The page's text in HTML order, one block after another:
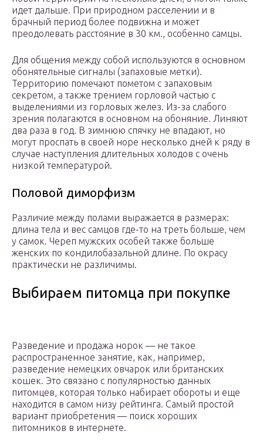
идет дальше. При природном расселении и в
брачный период более подвижна и может
преодолевать расстояние в 30 км., особенно самцы.
Для общения между собой используются в основном
обонятельные сигналы (запаховые метки).
Территорию помечают пометом с запаховым
секретом, а также трением горловой частью с
выделениями из горловых желез. Из-за слабого
зрения полагаются в основном на обоняние. Линяют
два раза в год. В зимнюю спячку не впадают, но
могут проспать в своей норе несколько дней к ряду в
случае наступления длительных холодов с очень
низкой температурой.
Половой диморфизм
Различие между полами выражается в размерах:
длина тела и вес самцов где-то на треть больше, чем
у самок. Череп мужских особей также больше
женских по кондилобазальной длине. По окрасу
практически не различимы.
Выбираем питомца при покупке
Разведение и продажа норок — не такое
распространенное занятие, как, например,
разведение немецких овчарок или британских
кошек. Это связано с популярностью данных
питомцев, которая только набирает обороты и еще
находится в самом низу рейтинга. Самый простой
вариант приобретения — поиск хороших
питомников в интернете.